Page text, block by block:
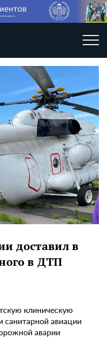
доставил в
в ДТП
клиническую
авиации
аварии